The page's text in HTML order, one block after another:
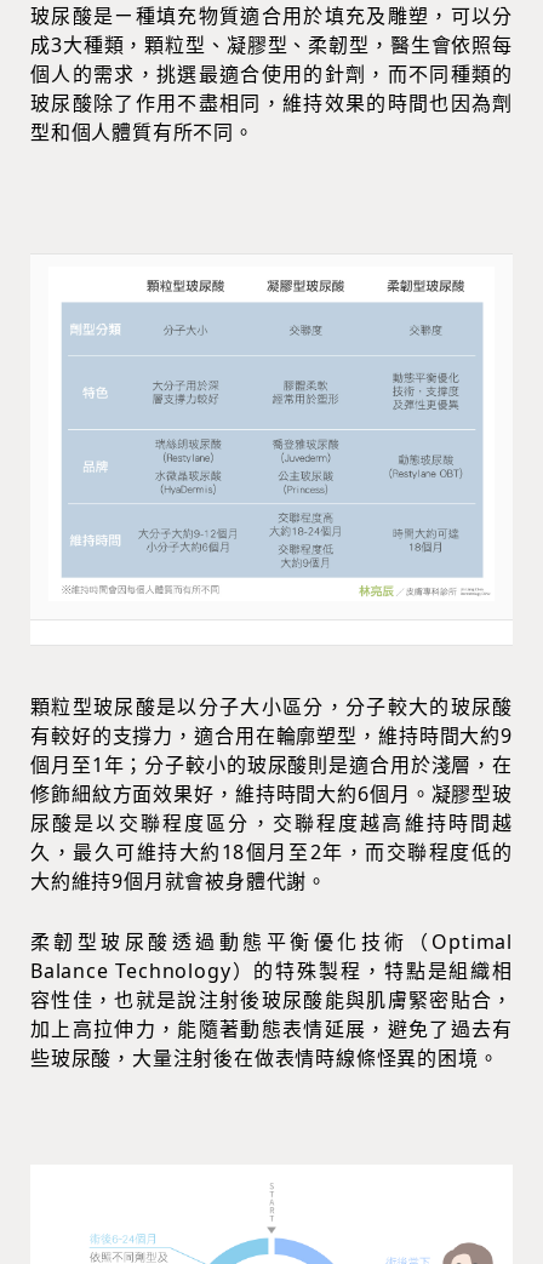
玻尿酸是ㄧ種填充物質適合用於填充及雕塑，可以分
成3大種類，顆粒型、凝膠型、柔韌型，醫生會依照每
個人的需求，挑選最適合使用的針劑，而不同種類的
玻尿酸除了作用不盡相同，維持效果的時間也因為劑
型和個人體質有所不同。
顆粒型玻尿酸是以分子大小區分，分子較大的玻尿酸
有較好的支撐力，適合用在輪廓塑型，維持時間大約9
個月至1年；分子較小的玻尿酸則是適合用於淺層，在
修飾細紋方面效果好，維持時間大約6個月。凝膠型玻
尿酸是以交聯程度區分，交聯程度越高維持時間越
久，最久可維持大約18個月至2年，而交聯程度低的
大約維持9個月就會被身體代謝。
柔韌型玻尿酸透過動態平衡優化技術（Optimal
Balance Technology）的特殊製程，特點是組織相
容性佳，也就是說注射後玻尿酸能與肌膚緊密貼合，
加上高拉伸力，能隨著動態表情延展，避免了過去有
些玻尿酸，大量注射後在做表情時線條怪異的困境。